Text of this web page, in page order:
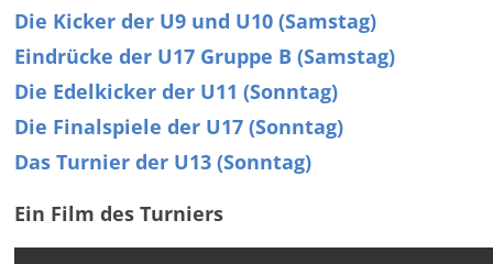
Die Kicker der U9 und U10 (Samstag)
Eindrücke der U17 Gruppe B (Samstag)
Die Edelkicker der U11 (Sonntag)
Die Finalspiele der U17 (Sonntag)
Das Turnier der U13 (Sonntag)
Ein Film des Turniers